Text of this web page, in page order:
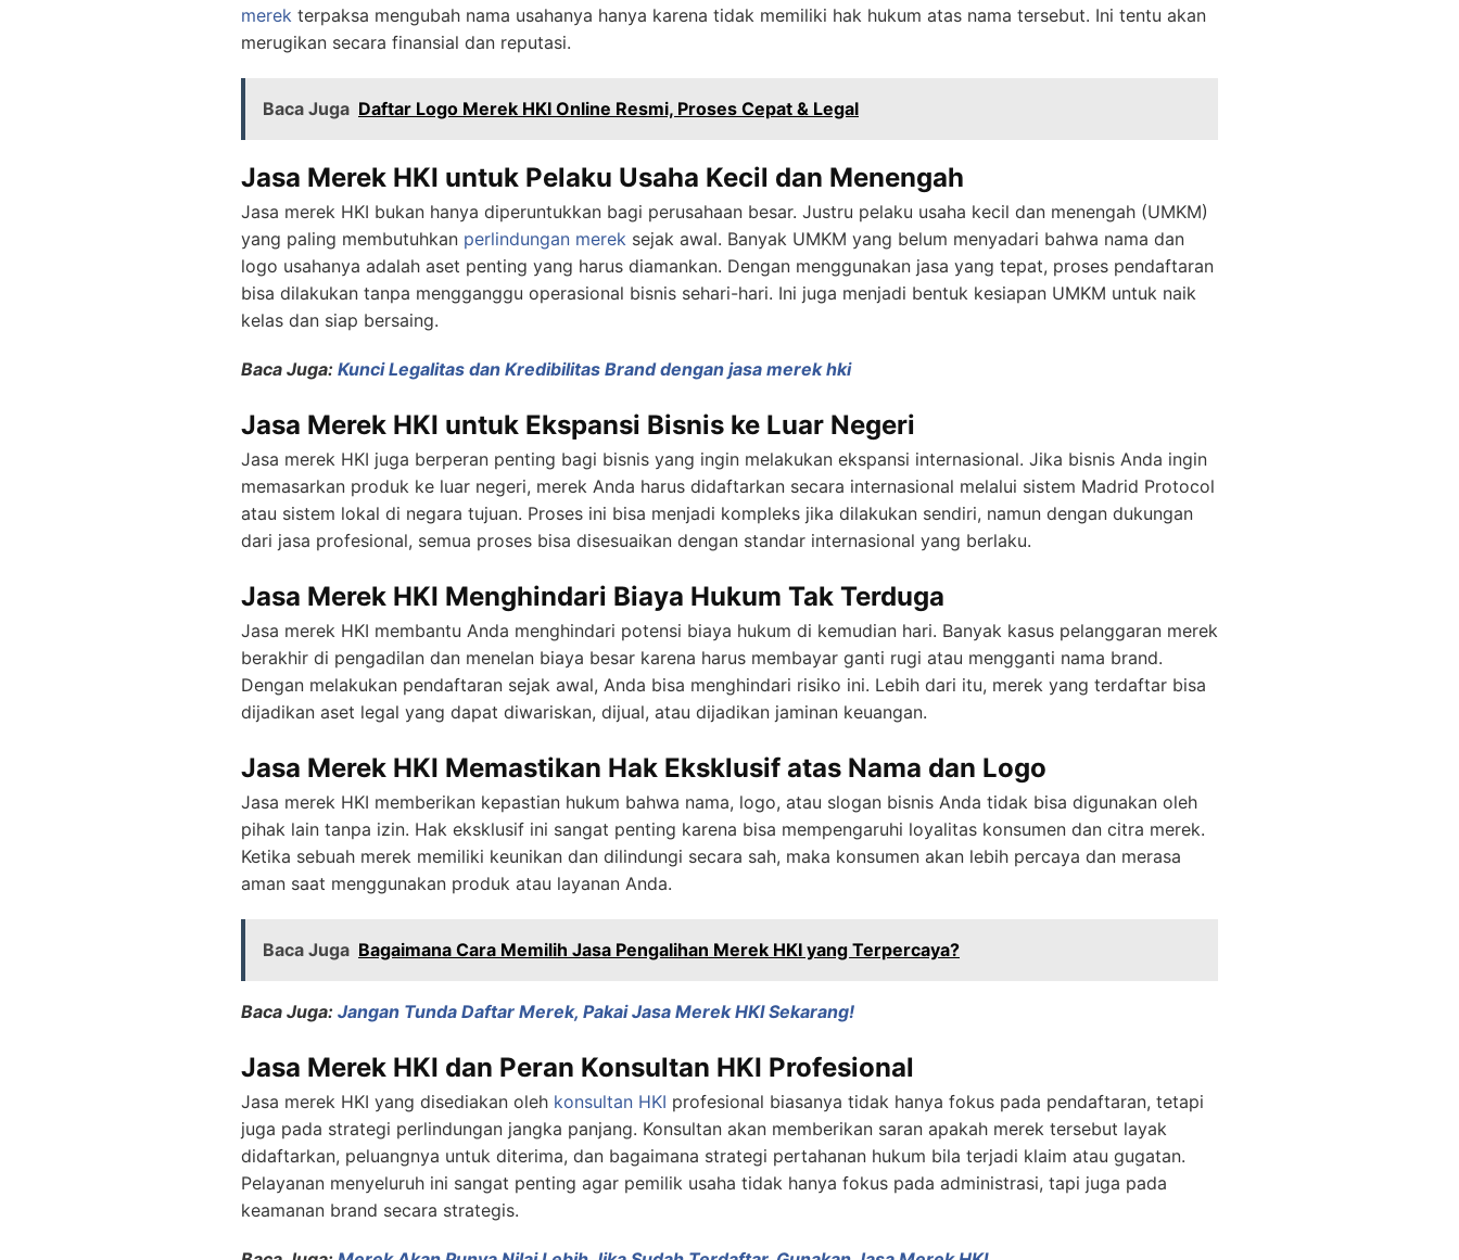
merek terpaksa mengubah nama usahanya hanya karena tidak memiliki hak hukum atas nama tersebut. Ini tentu akan
merugikan secara finansial dan reputasi.
Baca Juga Daftar Logo Merek HKI Online Resmi, Proses Cepat & Legal
Jasa Merek HKI untuk Pelaku Usaha Kecil dan Menengah
Jasa merek HKI bukan hanya diperuntukkan bagi perusahaan besar. Justru pelaku usaha kecil dan menengah (UMKM)
yang paling membutuhkan perlindungan merek sejak awal. Banyak UMKM yang belum menyadari bahwa nama dan
logo usahanya adalah aset penting yang harus diamankan. Dengan menggunakan jasa yang tepat, proses pendaftaran
bisa dilakukan tanpa mengganggu operasional bisnis sehari-hari. Ini juga menjadi bentuk kesiapan UMKM untuk naik
kelas dan siap bersaing.
Baca Juga: Kunci Legalitas dan Kredibilitas Brand dengan jasa merek hki
Jasa Merek HKI untuk Ekspansi Bisnis ke Luar Negeri
Jasa merek HKI juga berperan penting bagi bisnis yang ingin melakukan ekspansi internasional. Jika bisnis Anda ingin
memasarkan produk ke luar negeri, merek Anda harus didaftarkan secara internasional melalui sistem Madrid Protocol
atau sistem lokal di negara tujuan. Proses ini bisa menjadi kompleks jika dilakukan sendiri, namun dengan dukungan
dari jasa profesional, semua proses bisa disesuaikan dengan standar internasional yang berlaku.
Jasa Merek HKI Menghindari Biaya Hukum Tak Terduga
Jasa merek HKI membantu Anda menghindari potensi biaya hukum di kemudian hari. Banyak kasus pelanggaran merek
berakhir di pengadilan dan menelan biaya besar karena harus membayar ganti rugi atau mengganti nama brand.
Dengan melakukan pendaftaran sejak awal, Anda bisa menghindari risiko ini. Lebih dari itu, merek yang terdaftar bisa
dijadikan aset legal yang dapat diwariskan, dijual, atau dijadikan jaminan keuangan.
Jasa Merek HKI Memastikan Hak Eksklusif atas Nama dan Logo
Jasa merek HKI memberikan kepastian hukum bahwa nama, logo, atau slogan bisnis Anda tidak bisa digunakan oleh
pihak lain tanpa izin. Hak eksklusif ini sangat penting karena bisa mempengaruhi loyalitas konsumen dan citra merek.
Ketika sebuah merek memiliki keunikan dan dilindungi secara sah, maka konsumen akan lebih percaya dan merasa
aman saat menggunakan produk atau layanan Anda.
Baca Juga Bagaimana Cara Memilih Jasa Pengalihan Merek HKI yang Terpercaya?
Baca Juga: Jangan Tunda Daftar Merek, Pakai Jasa Merek HKI Sekarang!
Jasa Merek HKI dan Peran Konsultan HKI Profesional
Jasa merek HKI yang disediakan oleh konsultan HKI profesional biasanya tidak hanya fokus pada pendaftaran, tetapi
juga pada strategi perlindungan jangka panjang. Konsultan akan memberikan saran apakah merek tersebut layak
didaftarkan, peluangnya untuk diterima, dan bagaimana strategi pertahanan hukum bila terjadi klaim atau gugatan.
Pelayanan menyeluruh ini sangat penting agar pemilik usaha tidak hanya fokus pada administrasi, tapi juga pada
keamanan brand secara strategis.